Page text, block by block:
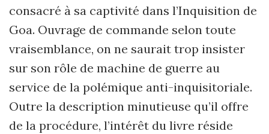
consacré à sa captivité dans l’Inquisition de
Goa. Ouvrage de commande selon toute
vraisemblance, on ne saurait trop insister
sur son rôle de machine de guerre au
service de la polémique anti-inquisitoriale.
Outre la description minutieuse qu’il offre
de la procédure, l’intérêt du livre réside